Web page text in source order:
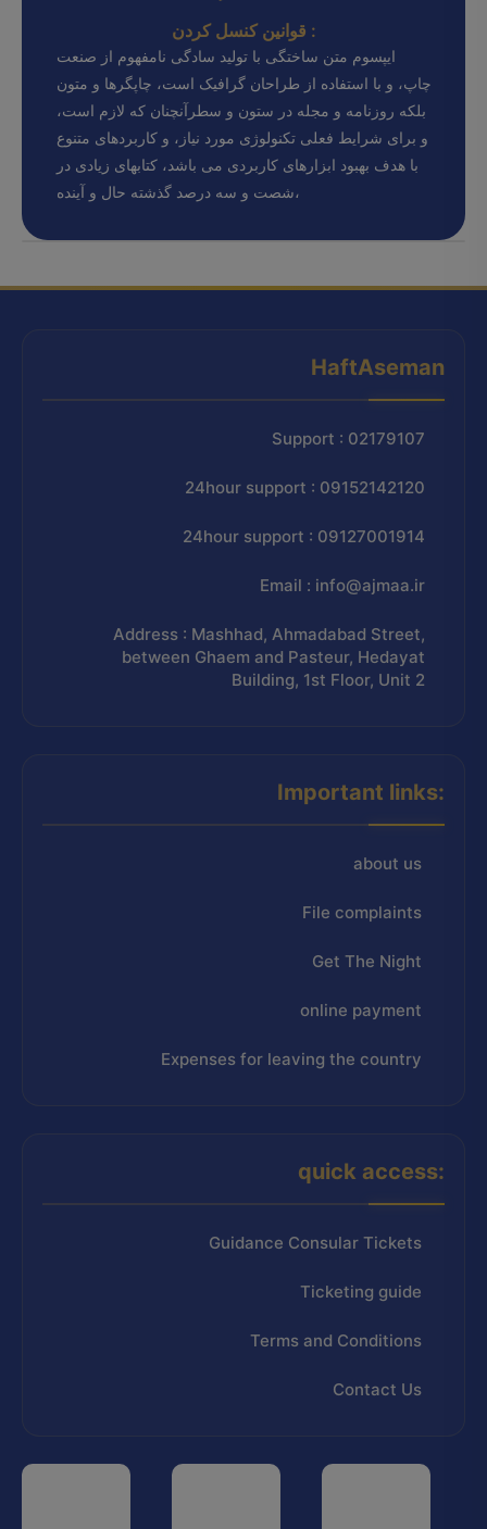
قوانین کنسل کردن :
ایپسوم متن ساختگی با تولید سادگی نامفهوم از صنعت
چاپ، و با استفاده از طراحان گرافیک است، چاپگرها و متون
بلکه روزنامه و مجله در ستون و سطرآنچنان که لازم است،
و برای شرایط فعلی تکنولوژی مورد نیاز، و کاربردهای متنوع
با هدف بهبود ابزارهای کاربردی می باشد، کتابهای زیادی در
شصت و سه درصد گذشته حال و آینده،
HaftAseman
Support : 02179107
24hour support : 09152142120
24hour support : 09127001914
Email : info@ajmaa.ir
Address : Mashhad, Ahmadabad Street,
between Ghaem and Pasteur, Hedayat
Building, 1st Floor, Unit 2
Important links:
about us
File complaints
Get The Night
online payment
Expenses for leaving the country
quick access:
Guidance Consular Tickets
Ticketing guide
Terms and Conditions
Contact Us